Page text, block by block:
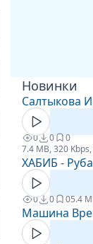
Новинки
Салтыкова
0 0
0
7.4 MB, 320
ХАБИБ -
0 0 05.4
Машина